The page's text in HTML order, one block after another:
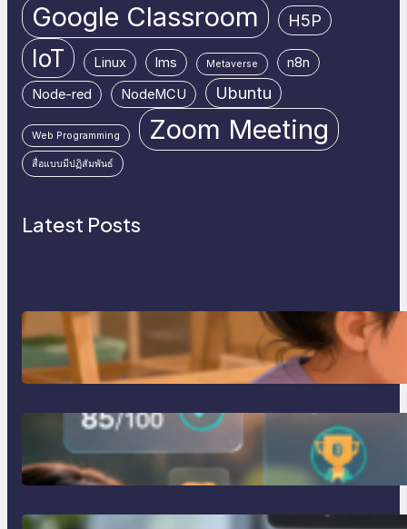
Google Classroom H5P
IoT Linux lms Metaverse
n8n
Node-red
NodeMCU Ubuntu
Web Programming Zoom Meeting
สื่อแบบมีปฏิสัมพันธ์
Latest Posts
การสอนเขียนโปรแกรม (Coding)
สำหรับเด็กเล็ก
การสร้างระบบ Online Learning ด้วย
Moodle LMS